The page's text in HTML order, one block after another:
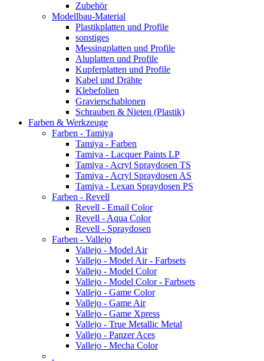
Zubehör
Modellbau-Material
Plastikplatten und Profile
sonstiges
Messingplatten und Profile
Aluplatten und Profile
Kupferplatten und Profile
Kabel und Drähte
Klebefolien
Gravierschablonen
Schrauben & Nieten (Plastik)
Farben & Werkzeuge
Farben - Tamiya
Tamiya - Farben
Tamiya - Lacquer Paints LP
Tamiya - Acryl Spraydosen TS
Tamiya - Acryl Spraydosen AS
Tamiya - Lexan Spraydosen PS
Farben - Revell
Revell - Email Color
Revell - Aqua Color
Revell - Spraydosen
Farben - Vallejo
Vallejo - Model Air
Vallejo - Model Air - Farbsets
Vallejo - Model Color
Vallejo - Model Color - Farbsets
Vallejo - Game Color
Vallejo - Game Air
Vallejo - Game Xpress
Vallejo - True Metallic Metal
Vallejo - Panzer Aces
Vallejo - Mecha Color